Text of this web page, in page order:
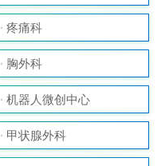
疼痛科
胸外科
机器人微创中心
甲状腺外科